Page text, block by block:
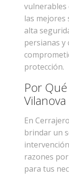
vulnerables
las mejores
alta
persianas y
protección.
Por
Vilanova
En
brindar un
razones
para tus